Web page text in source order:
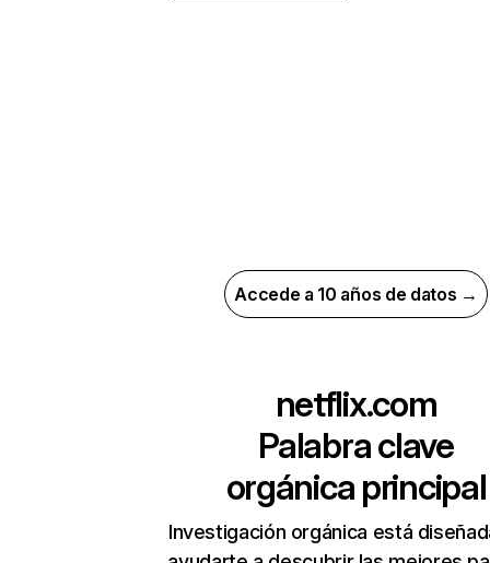
Accede a 10 años de datos →
netflix.com
Palabra clave
orgánica principal
Investigación orgánica está